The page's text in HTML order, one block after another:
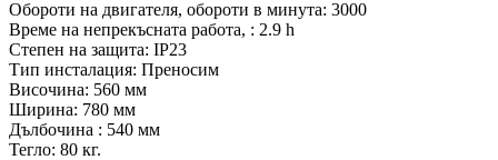
Обороти на двигателя, обороти в минута: 3000
Време на непрекъсната работа, : 2.9 h
Степен на защита: IP23
Тип инсталация: Преносим
Височина: 560 мм
Ширина: 780 мм
Дълбочина : 540 мм
Тегло: 80 кг.